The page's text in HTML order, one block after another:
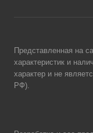
Представленная на
характеристик и
характер и не
РФ).